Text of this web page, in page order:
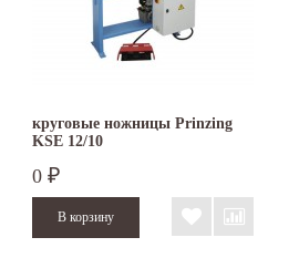
круговые ножницы Prinzing
KSE 12/10
0 ₽